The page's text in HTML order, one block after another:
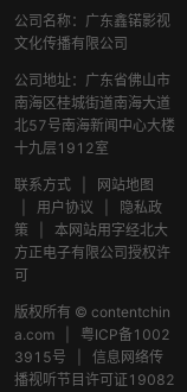
公司名称：广东鑫锘影视
文化传播有限公司
公司地址：广东省佛山市
南海区桂城街道南海大道
北57号南海新闻中心大楼
十九层1912室
联系方式
网站地图
用户协议
隐私政
策
本网站用字经北大
方正电子有限公司授权许
可
版权所有 © contentchin
a.com
粤ICP备1002
3915号
信息网络传
播视听节目许可证19082